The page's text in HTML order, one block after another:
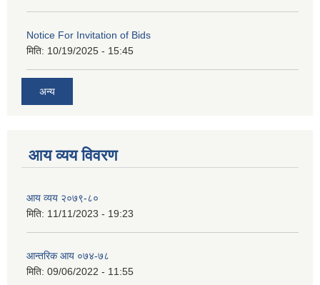
Notice For Invitation of Bids
मिति: 10/19/2025 - 15:45
अन्य
आय व्यय विवरण
आय व्यय २०७९-८०
मिति: 11/11/2023 - 19:23
आन्तरिक आय ०७४-७८
मिति: 09/06/2022 - 11:55